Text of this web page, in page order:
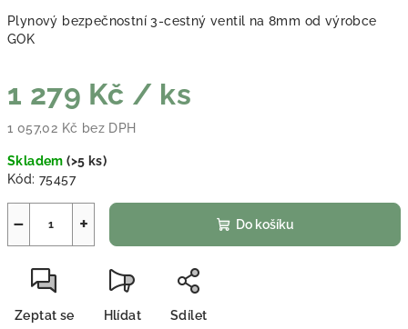
Plynový bezpečnostní 3-cestný ventil na 8mm od výrobce
GOK
1 279 Kč / ks
1 057,02 Kč bez DPH
Skladem(>5 ks)
Kód: 75457
+
− Do košíku
Zeptat se Hlídat Sdílet